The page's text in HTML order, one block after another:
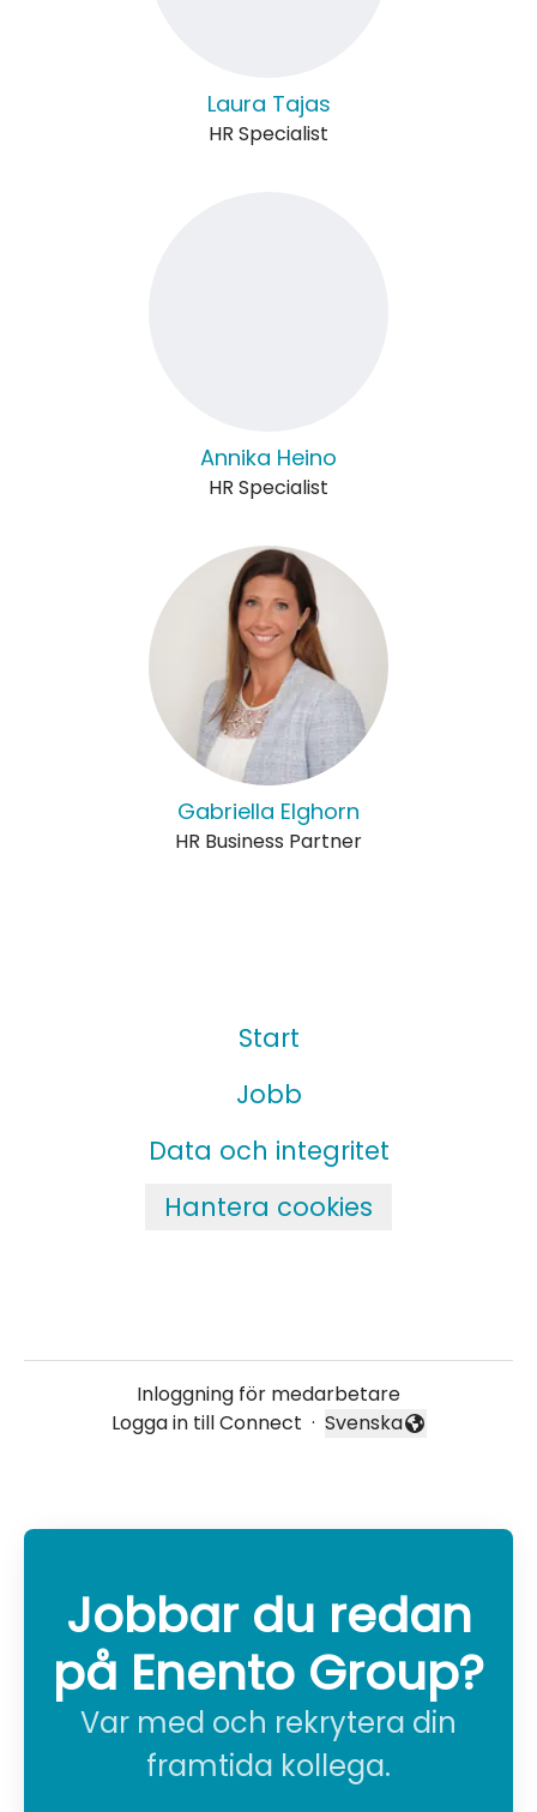
Laura Tajas
HR Specialist
Annika Heino
HR Specialist
Gabriella Elghorn
HR Business Partner
Start
Jobb
Data och integritet
Hantera cookies
Inloggning för medarbetare
Logga in till Connect · Byt språk
Svenska
Jobbar du redan
på Enento Group?
Var med och rekrytera din
framtida kollega.